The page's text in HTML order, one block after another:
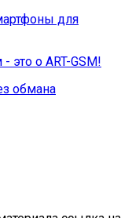
для
это о ART-GSM!
обмана